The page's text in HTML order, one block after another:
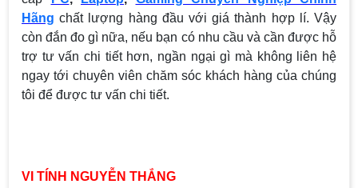
Hãng chất lượng hàng đầu với giá thành hợp lí. Vậy
còn đắn đo gì nữa, nếu bạn có nhu cầu và cần được hỗ
trợ tư vấn chi tiết hơn, ngần ngại gì mà không liên hệ
ngay tới chuyên viên chăm sóc khách hàng của chúng
tôi để được tư vấn chi tiết.
VI TÍNH NGUYỄN THẮNG